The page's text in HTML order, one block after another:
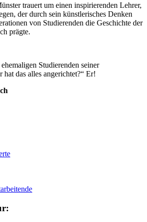
trauert um einen inspirierenden Lehrer,
der durch sein künstlerisches Denken
von Studierenden die Geschichte der
prägte.
Studierenden seiner
hat das alles angerichtet?“ Er!